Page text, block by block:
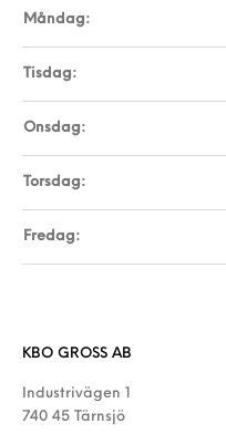
Måndag:
Tisdag:
Onsdag:
Torsdag:
Fredag:
KBO GROSS AB
Industrivägen 1
740 45 Tärnsjö